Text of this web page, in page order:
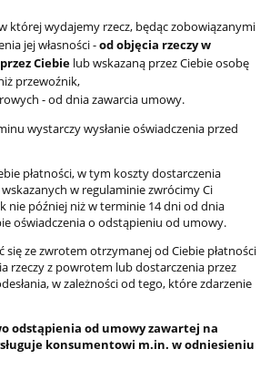
której wydajemy rzecz, będąc zobowiązanymi
jej własności -od objęcia rzeczy w
Ciebie lub wskazaną przez Ciebie osobę
przewoźnik,
- od dnia zawarcia umowy.
wystarczy wysłanie oświadczenia przed
płatności, w tym koszty dostarczenia
wskazanych w regulaminie zwrócimy Ci
nie później niż w terminie 14 dni od dnia
oświadczenia o odstąpieniu od umowy.
się ze zwrotem otrzymanej od Ciebie płatności
rzeczy z powrotem lub dostarczenia przez
w zależności od tego, które zdarzenie
odstąpienia od umowy zawartej na
konsumentowi m.in. w odniesieniu